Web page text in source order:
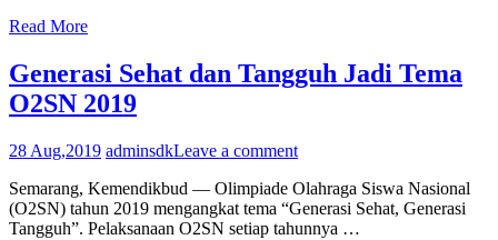
Read More
Generasi Sehat dan Tangguh Jadi Tema
O2SN 2019
28 Aug,2019 adminsdkLeave a comment
Semarang, Kemendikbud — Olimpiade Olahraga Siswa Nasional
(O2SN) tahun 2019 mengangkat tema “Generasi Sehat, Generasi
Tangguh”. Pelaksanaan O2SN setiap tahunnya …